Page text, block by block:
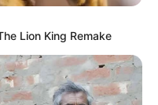
Lion King Remake